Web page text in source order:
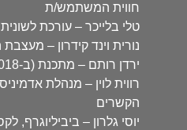
חווית המשתמש/ת
טלי בלייכר – עורכת לשונית
נורית וינד קידרון – מעצבת
ירדן רותם – מתכנת (ב-2019-2018)
רווית לוין – מנהלת
הקשרים
יוסי גלרון – ביביליוגרף,